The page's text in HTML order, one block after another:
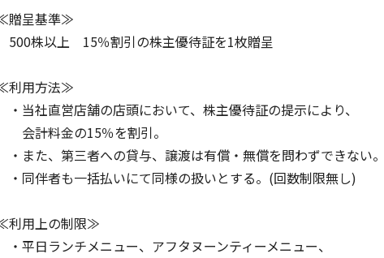
贈呈基準≫
500株以上 15％割引の株主優待証を1枚贈呈
利用方法≫
・当社直営店舗の店頭において、株主優待証の提示により、
会計料金の15％を割引。
・また、第三者への貸与、譲渡は有償・無償を問わずできない。
・同伴者も一括払いにて同様の扱いとする。(回数制限無し)
利用上の制限≫
・平日ランチメニュー、アフタヌーンティーメニュー、